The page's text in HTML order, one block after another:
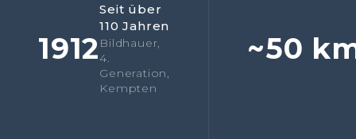
1912
Seit über
110 Jahren
Bildhauer,
4.
Generation,
Kempten
~50